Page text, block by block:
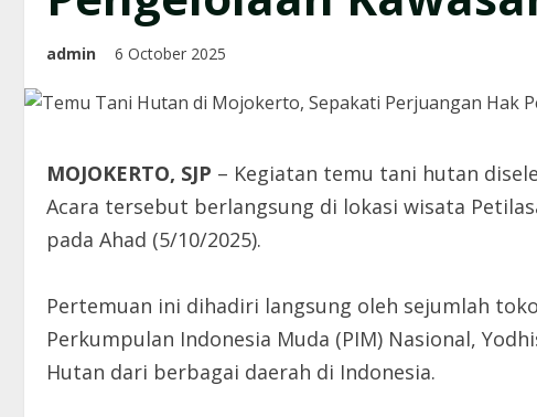
admin 6 October 2025
MOJOKERTO, SJP – Kegiatan temu tani hutan
Acara tersebut berlangsung di lokasi wisata
pada Ahad (5/10/2025).
Pertemuan ini dihadiri langsung oleh sejumlah
Perkumpulan Indonesia Muda (PIM) Nasional,
Hutan dari berbagai daerah di Indonesia.